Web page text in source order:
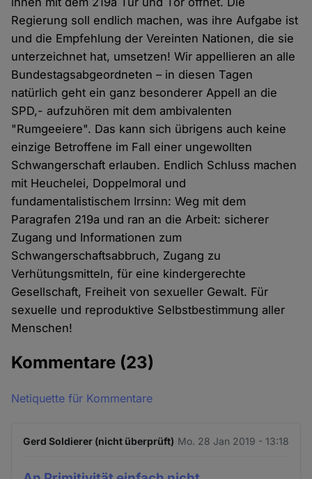
Regierung soll endlich machen, was ihre Aufgabe ist
und die Empfehlung der Vereinten Nationen, die sie
unterzeichnet hat, umsetzen! Wir appellieren an alle
Bundestagsabgeordneten – in diesen Tagen
natürlich geht ein ganz besonderer Appell an die
SPD,- aufzuhören mit dem ambivalenten
"Rumgeeiere". Das kann sich übrigens auch keine
einzige Betroffene im Fall einer ungewollten
Schwangerschaft erlauben. Endlich Schluss machen
mit Heuchelei, Doppelmoral und
fundamentalistischem Irrsinn: Weg mit dem
Paragrafen 219a und ran an die Arbeit: sicherer
Zugang und Informationen zum
Schwangerschaftsabbruch, Zugang zu
Verhütungsmitteln, für eine kindergerechte
Gesellschaft, Freiheit von sexueller Gewalt. Für
sexuelle und reproduktive Selbstbestimmung aller
Menschen!
Kommentare (23)
Netiquette für Kommentare
Gerd Soldierer (nicht überprüft) Mo. 28 Jan 2019 - 13:18